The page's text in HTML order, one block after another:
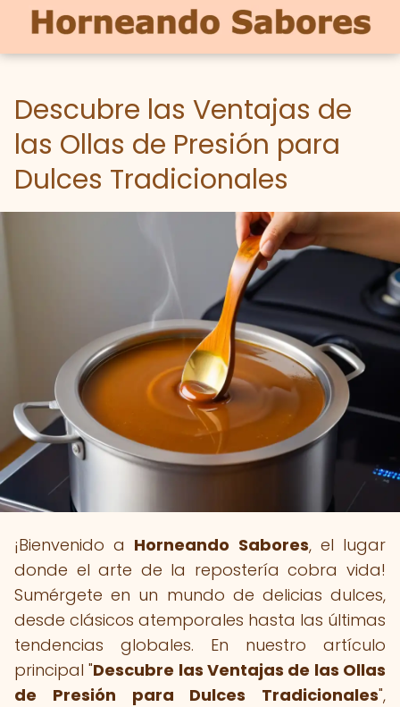
Descubre las Ventajas de
las Ollas de Presión para
Dulces Tradicionales
¡Bienvenido a Horneando Sabores, el lugar
donde el arte de la repostería cobra vida!
Sumérgete en un mundo de delicias dulces,
desde clásicos atemporales hasta las últimas
tendencias globales. En nuestro artículo
principal "Descubre las Ventajas de las Ollas
de Presión para Dulces Tradicionales",